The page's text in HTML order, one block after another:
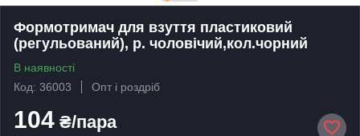
Формотримач для взуття пластиковий
(регульований), р. чоловічий,кол.чорний
В наявності
Код: 36003
Опт і роздріб
104 ₴/пара